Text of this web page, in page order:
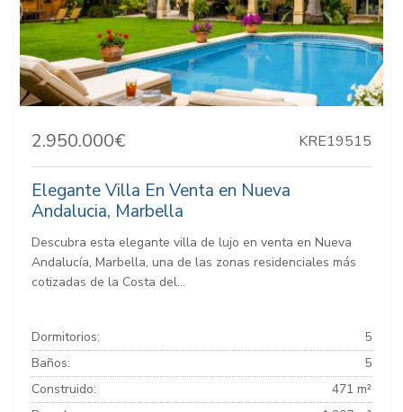
2.950.000€ KRE19515
Elegante Villa En Venta en Nueva
Andalucia, Marbella
Descubra esta elegante villa de lujo en venta en Nueva
Andalucía, Marbella, una de las zonas residenciales más
cotizadas de la Costa del...
Dormitorios:
5
Baños:
5
Construido:
471 m²